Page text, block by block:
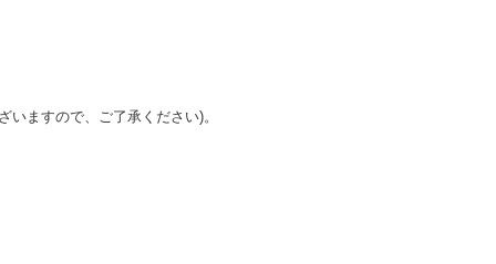
ますので、ご了承ください)。